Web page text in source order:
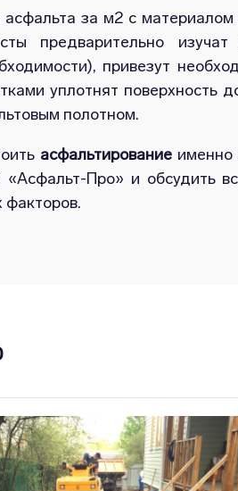
асфальта за м2 с
предварительно
привезут
уплотнят поверхность
полотном.
асфальтированиеименно
Про» и обсудить
факторов.